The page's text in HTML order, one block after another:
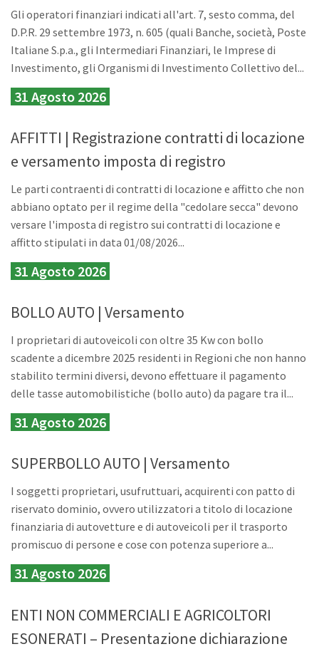
Gli operatori finanziari indicati all'art. 7, sesto comma, del
D.P.R. 29 settembre 1973, n. 605 (quali Banche, società, Poste
Italiane S.p.a., gli Intermediari Finanziari, le Imprese di
Investimento, gli Organismi di Investimento Collettivo del...
31 Agosto 2026
AFFITTI | Registrazione contratti di locazione
e versamento imposta di registro
Le parti contraenti di contratti di locazione e affitto che non
abbiano optato per il regime della "cedolare secca" devono
versare l'imposta di registro sui contratti di locazione e
affitto stipulati in data 01/08/2026...
31 Agosto 2026
BOLLO AUTO | Versamento
I proprietari di autoveicoli con oltre 35 Kw con bollo
scadente a dicembre 2025 residenti in Regioni che non hanno
stabilito termini diversi, devono effettuare il pagamento
delle tasse automobilistiche (bollo auto) da pagare tra il...
31 Agosto 2026
SUPERBOLLO AUTO | Versamento
I soggetti proprietari, usufruttuari, acquirenti con patto di
riservato dominio, ovvero utilizzatori a titolo di locazione
finanziaria di autovetture e di autoveicoli per il trasporto
promiscuo di persone e cose con potenza superiore a...
31 Agosto 2026
ENTI NON COMMERCIALI E AGRICOLTORI
ESONERATI – Presentazione dichiarazione